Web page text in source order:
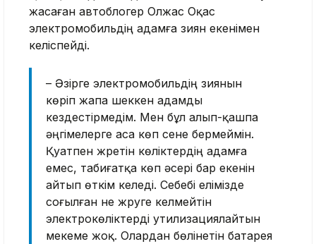
жасаған автоблогер Олжас Оқас
электромобильдің адамға зиян екенімен
келіспейді.
– Әзірге электромобильдің зиянын
көріп жапа шеккен адамды
кездестірмедім. Мен бұл алып-қашпа
әңгімелерге аса көп сене бермеймін.
Қуатпен жүретін көліктердің адамға
емес, табиғатқа көп әсері бар екенін
айтып өткім келеді. Себебі елімізде
соғылған не жүруге келмейтін
электрокөліктерді утилизациялайтын
мекеме жоқ. Олардан бөлінетін батарея